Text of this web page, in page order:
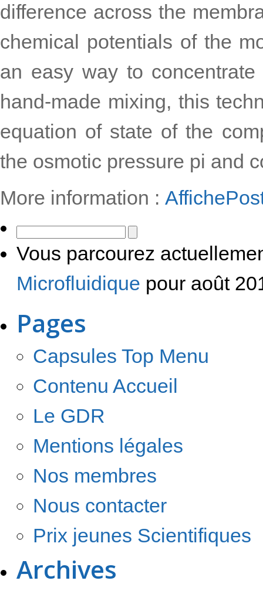
difference across the
chemical potentials of the
an easy way to
hand-made mixing, this
equation of state of the
the osmotic pressure pi and
More information :
Vous parcourez
Microfluidique pour août
Pages
Capsules Top Menu
Contenu Accueil
Le GDR
Mentions légales
Nos membres
Nous contacter
Prix jeunes Scientifiques
Archives